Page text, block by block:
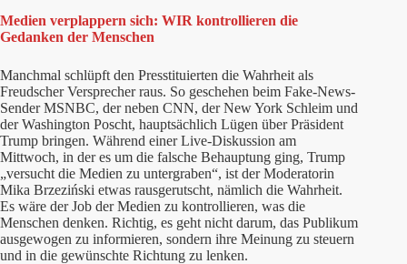
Medien verplappern sich: WIR kontrollieren die
Gedanken der Menschen
Manchmal schlüpft den Presstituierten die Wahrheit als
Freudscher Versprecher raus. So geschehen beim Fake-News-
Sender MSNBC, der neben CNN, der New York Schleim und
der Washington Poscht, hauptsächlich Lügen über Präsident
Trump bringen. Während einer Live-Diskussion am
Mittwoch, in der es um die falsche Behauptung ging, Trump
„versucht die Medien zu untergraben“, ist der Moderatorin
Mika Brzeziński etwas rausgerutscht, nämlich die Wahrheit.
Es wäre der Job der Medien zu kontrollieren, was die
Menschen denken. Richtig, es geht nicht darum, das Publikum
ausgewogen zu informieren, sondern ihre Meinung zu steuern
und in die gewünschte Richtung zu lenken.